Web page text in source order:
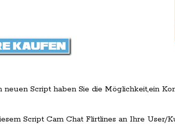
neuen Script haben Sie die Möglichkeit,ein
Script Cam Chat Flirtlines an Ihre User/